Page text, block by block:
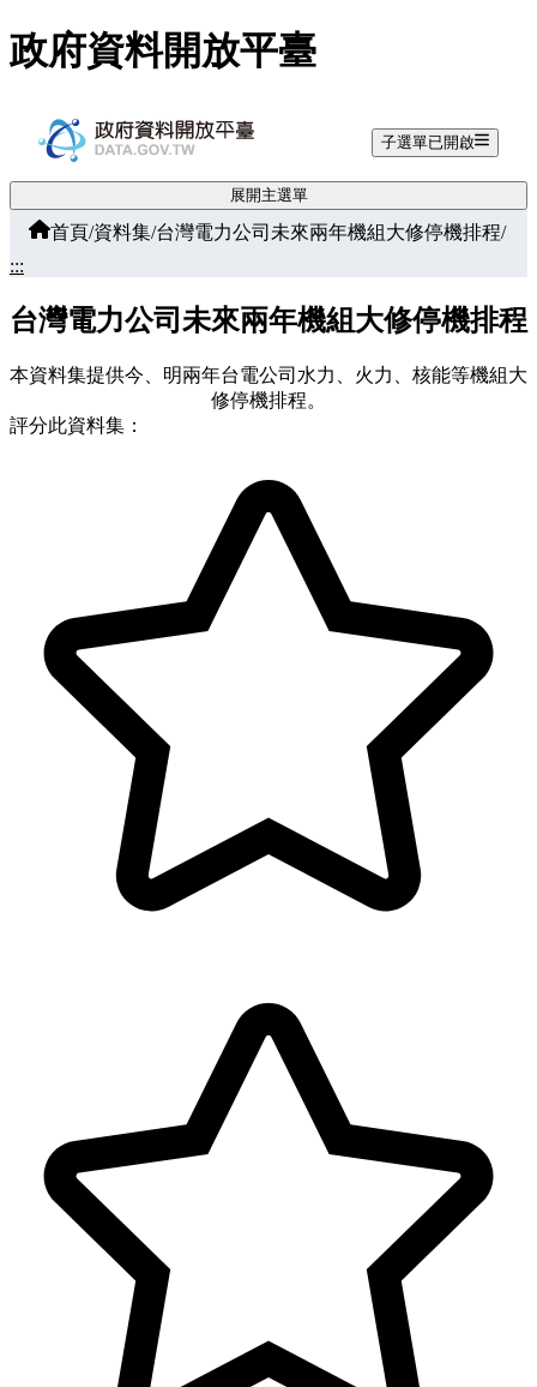
跳至主要內容
政府資料開放平臺
子選單已開啟
展開主選單
首頁/資料集/台灣電力公司未來兩年機組大修停機排程/
:::
台灣電力公司未來兩年機組大修停機排程
本資料集提供今、明兩年台電公司水力、火力、核能等機組大
修停機排程。
評分此資料集：